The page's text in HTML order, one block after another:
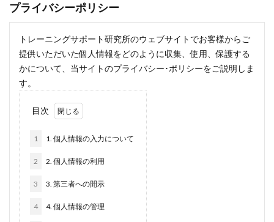
プライバシーポリシー
トレーニングサポート研究所のウェブサイトでお客様からご
提供いただいた個人情報をどのように収集、使用、保護する
かについて、当サイトのプライバシー･ポリシーをご説明しま
す。
目次
1 1. 個人情報の入力について
2 2. 個人情報の利用
3 3. 第三者への開示
4 4. 個人情報の管理